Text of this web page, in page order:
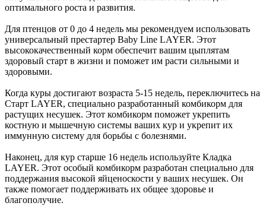
оптимального роста и развития.
Для птенцов от 0 до 4 недель мы рекомендуем использовать
универсальный престартер Baby Line LAYER. Этот
высококачественный корм обеспечит вашим цыплятам
здоровый старт в жизни и поможет им расти сильными и
здоровыми.
Когда куры достигают возраста 5-15 недель, переключитесь на
Старт LAYER, специально разработанный комбикорм для
растущих несушек. Этот комбикорм поможет укрепить
костную и мышечную системы ваших кур и укрепит их
иммунную систему для борьбы с болезнями.
Наконец, для кур старше 16 недель используйте Кладка
LAYER. Этот особый комбикорм разработан специально для
поддержания высокой яйценоскости у ваших несушек. Он
также помогает поддерживать их общее здоровье и
благополучие.